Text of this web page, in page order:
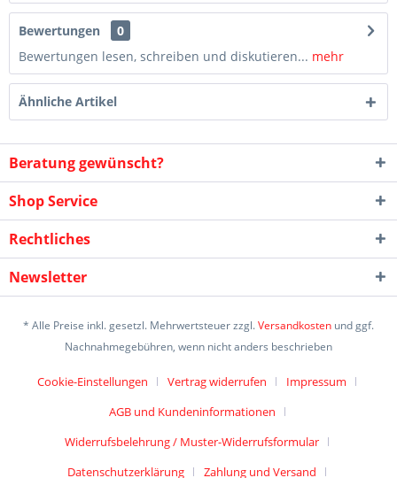
Bewertungen
0
Bewertungen lesen, schreiben und diskutieren... mehr
Ähnliche Artikel
Beratung gewünscht?
Shop Service
Rechtliches
Newsletter
* Alle Preise inkl. gesetzl. Mehrwertsteuer zzgl.Versandkosten und ggf.
Nachnahmegebühren, wenn nicht anders beschrieben
Cookie-Einstellungen Vertrag widerrufen
Impressum
AGB und Kundeninformationen
Widerrufsbelehrung / Muster-Widerrufsformular
Datenschutzerklärung
Zahlung und Versand